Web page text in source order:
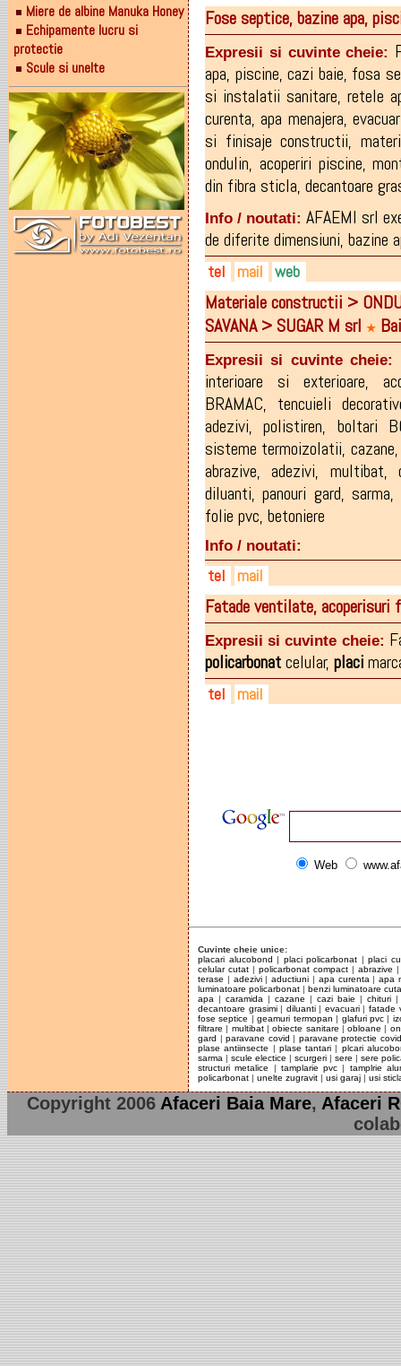
Miere de albine Manuka Honey
Echipamente lucru si
protectie
Scule si unelte
0722-688.914
0746-084.272
afaceribaiamare@yahoo.com
Fose septice, bazine apa,
Expresii si cuvinte cheie:
apa, piscine, cazi baie, fosa
si instalatii sanitare,retele
curenta,apa menajera,
si finisaje constructii,
ondulin, acoperiri piscine,
din fibra sticla, decantoare
Info / noutati: AFAEMI srl
de diferite dimensiuni, bazine
tel
0721-746598
0723-564990
mail
afaemi@yahoo.com
afaemi@gmail.com
web
afaemi@yahoo.com
Materiale constructii >
SAVANA > SUGAR M srl ★
Expresii si cuvinte cheie:
interioare si exterioare,
BRAMAC, tencuieli
adezivi,polistiren, boltari
sisteme termoizolatii, cazane
abrazive,adezivi, multibat,
diluanti,panouri gard,sarma,
folie pvc, betoniere
Info / noutati:
tel
0728-929.478
0722-603.211
0362-404.961
mail
sugarmsnc@yahoo.com
Fatade ventilate,
Expresii si cuvinte cheie:
policarbonat celular, placi
tel mail
Web
Cuvinte cheie unice:
placari alucobond | placi policarbonat | placi
celular cutat | policarbonat compact | abrazive
terase | adezivi|aductiuni | apa curenta |apa
luminatoare policarbonat |benzi luminatoare
apa | caramida | cazane | cazi baie | chituri
decantoare grasimi| diluanti| evacuari| fatade
fose septice |geamuri termopan | glafuri pvc |
filtrare | multibat|obiecte sanitare |obloane |
gard |paravane covid | paravane protectie covid
plase antiinsecte
| plase tantari | plcari
sarma | scule electice | scurgeri | sere | sere
structuri metalice
| tamplarie pvc | tamplrie
policarbonat | unelte zugravit | usi garaj | usi
Copyright 2006 Afaceri Baia Mare, Afaceri